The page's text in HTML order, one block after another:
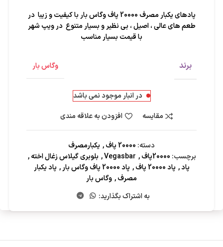
پادهای یکبار مصرف 20000 پاف وگاس بار با کیفیت و زیبا در
طعم های عالی ، اصیل ، بی نظیر و بسیار متنوع در ویپ شهر
با قیمت بسیار مناسب
برند وگاس بار
در انبار موجود نمی باشد
مقایسه
افزودن به علاقه مندی
دسته: 20000 پاف , یکبارمصرف
برچسب: 20000پاف ,
Vegasbar
, بلوبری گیلاس زغال اخته,
پاد, پاد 20000 پاف , پاد 20000 پاف وگاس بار , پاد یکبار
مصرف, وگاس بار
به اشتراک بگذارید: